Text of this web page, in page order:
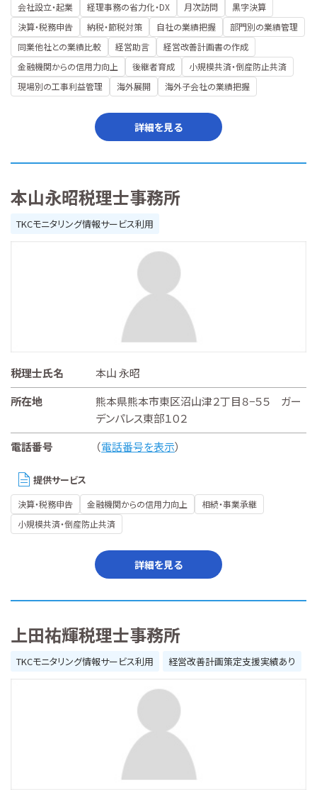
会社設立・起業 経理事務の省力化・DX 月次訪問
黒字決算
決算・税務申告
納税・節税対策 自社の業績把握
部門別の業績管理
同業他社との業績比較
経営助言
経営改善計画書の作成
金融機関からの信用力向上
後継者育成
小規模共済・倒産防止共済
現場別の工事利益管理
海外展開 海外子会社の業績把握
詳細を見る
本山永昭税理士事務所
TKCモニタリング情報サービス利用
税理士氏名
本山 永昭
所在地
熊本県熊本市東区沼山津２丁目８−５５ ガー
デンパレス東部１０２
電話番号
（電話番号を表示）
提供サービス
決算・税務申告 金融機関からの信用力向上
相続・事業承継
小規模共済・倒産防止共済
詳細を見る
上田祐輝税理士事務所
TKCモニタリング情報サービス利用 経営改善計画策定支援実績あり